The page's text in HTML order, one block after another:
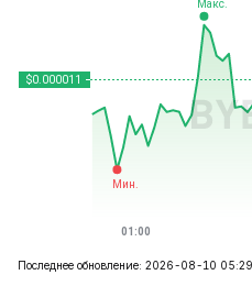
Последнее обновление: 2026-08-10